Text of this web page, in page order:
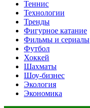
Теннис
Технологии
Тренды
Фигурное катание
Фильмы и сериалы
Футбол
Хоккей
Шахматы
Шоу-бизнес
Экология
Экономика